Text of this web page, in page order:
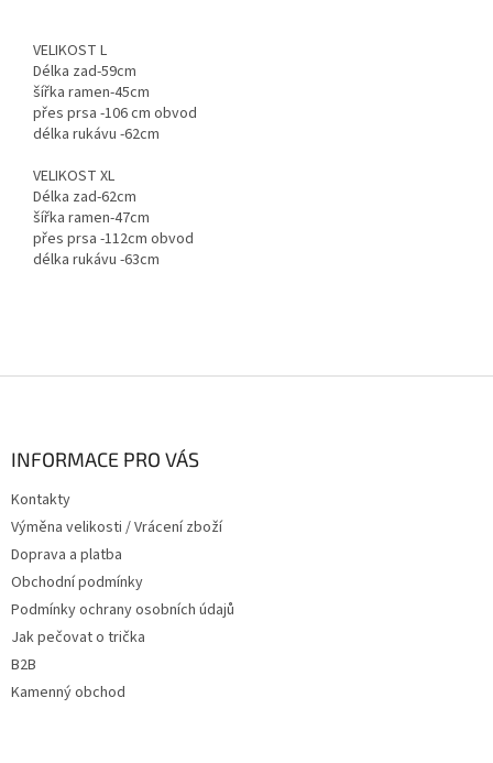
VELIKOST L
Délka zad-59cm
šířka ramen-45cm
přes prsa -106 cm obvod
délka rukávu -62cm
VELIKOST XL
Délka zad-62cm
šířka ramen-47cm
přes prsa -112cm obvod
délka rukávu -63cm
INFORMACE PRO VÁS
Kontakty
Výměna velikosti / Vrácení zboží
Doprava a platba
Obchodní podmínky
Podmínky ochrany osobních údajů
Jak pečovat o trička
B2B
Kamenný obchod